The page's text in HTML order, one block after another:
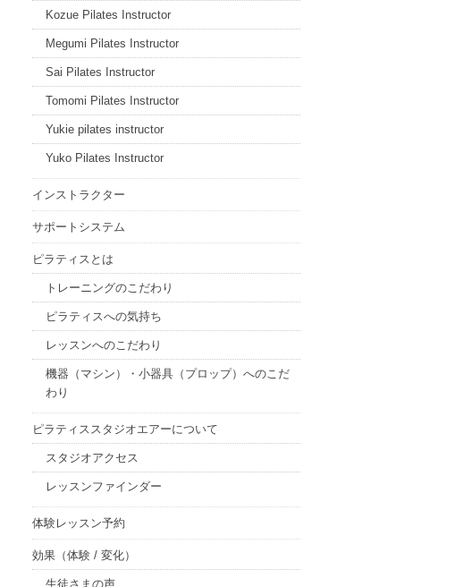
Kozue Pilates Instructor
Megumi Pilates Instructor
Sai Pilates Instructor
Tomomi Pilates Instructor
Yukie pilates instructor
Yuko Pilates Instructor
インストラクター
サポートシステム
ピラティスとは
トレーニングのこだわり
ピラティスへの気持ち
レッスンへのこだわり
機器（マシン）・小器具（プロップ）へのこだ
わり
ピラティススタジオエアーについて
スタジオアクセス
レッスンファインダー
体験レッスン予約
効果（体験 / 変化）
生徒さまの声